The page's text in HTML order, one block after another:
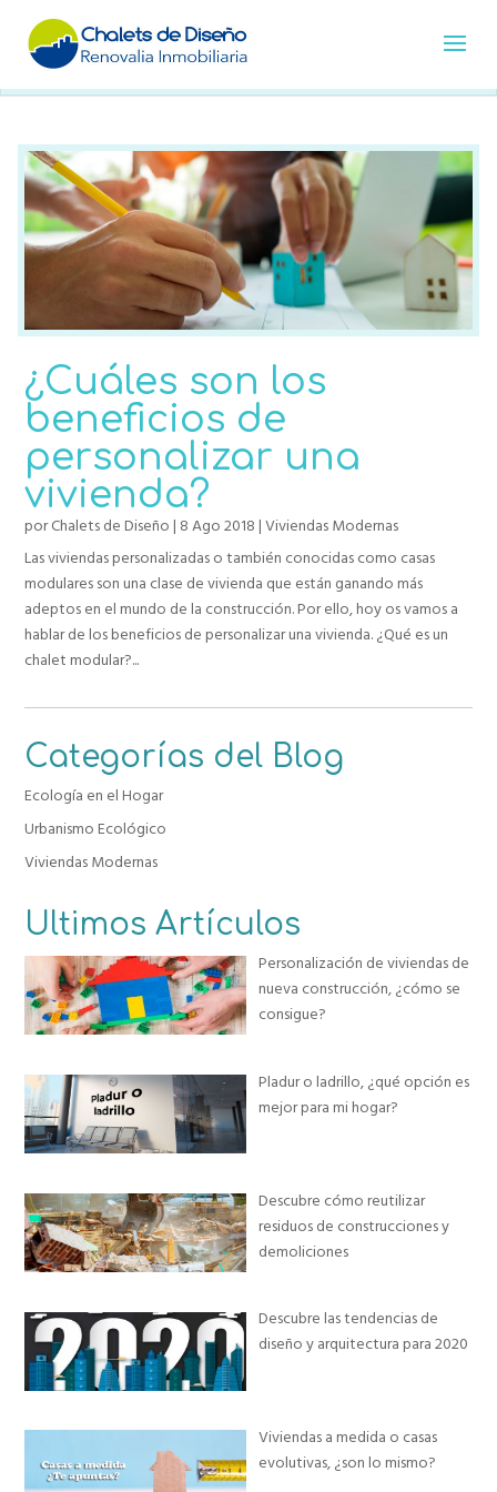
¿Cuáles son los
beneficios de
personalizar una
vivienda?
porChalets de Diseño | 8 Ago 2018 |Viviendas Modernas
Las viviendas personalizadas o también conocidas como casas
modulares son una clase de vivienda que están ganando más
adeptos en el mundo de la construcción. Por ello, hoy os vamos a
hablar de los beneficios de personalizar una vivienda. ¿Qué es un
chalet modular?...
Categorías del Blog
Ecología en el Hogar
Urbanismo Ecológico
Viviendas Modernas
Ultimos Artículos
Personalización de viviendas de
nueva construcción, ¿cómo se
consigue?
Pladur o ladrillo, ¿qué opción es
mejor para mi hogar?
Descubre cómo reutilizar
residuos de construcciones y
demoliciones
Descubre las tendencias de
diseño y arquitectura para 2020
Viviendas a medida o casas
evolutivas, ¿son lo mismo?